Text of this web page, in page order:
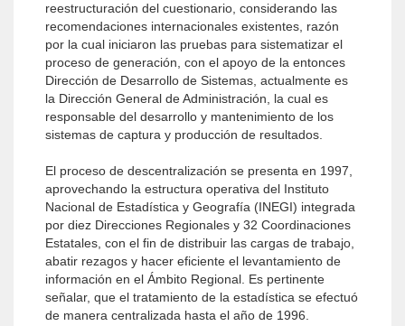
reestructuración del cuestionario, considerando las
recomendaciones internacionales existentes, razón
por la cual iniciaron las pruebas para sistematizar el
proceso de generación, con el apoyo de la entonces
Dirección de Desarrollo de Sistemas, actualmente es
la Dirección General de Administración, la cual es
responsable del desarrollo y mantenimiento de los
sistemas de captura y producción de resultados.
El proceso de descentralización se presenta en 1997,
aprovechando la estructura operativa del Instituto
Nacional de Estadística y Geografía (INEGI) integrada
por diez Direcciones Regionales y 32 Coordinaciones
Estatales, con el fin de distribuir las cargas de trabajo,
abatir rezagos y hacer eficiente el levantamiento de
información en el Ámbito Regional. Es pertinente
señalar, que el tratamiento de la estadística se efectuó
de manera centralizada hasta el año de 1996.